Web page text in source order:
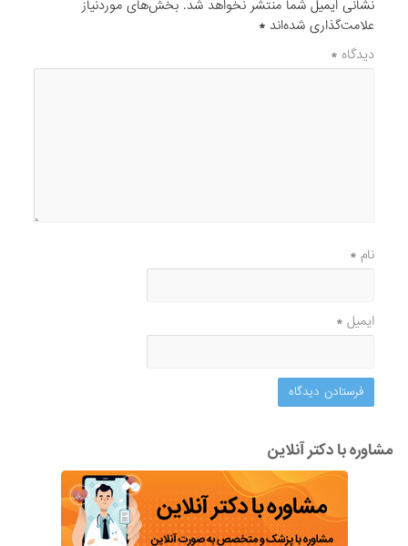
نشانی ایمیل شما منتشر نخواهد شد. بخش‌های موردنیاز
علامت‌گذاری شده‌اند*
دیدگاه*
نام*
ایمیل*
مشاوره با دکتر آنلاین